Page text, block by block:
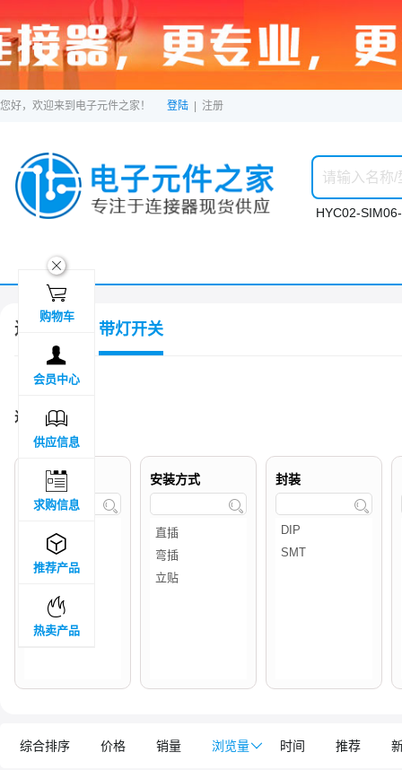
您好，欢迎来到电子元件之家！ 登陆 注册
HYC02-
连接器 带灯开关
过滤结果 :
品牌属地

安装方式

封装

综合排序 价格 销量 浏览量 时间 推荐
ဆ

购物车

会员中心

供应信息

求购信息

推荐产品

热卖产品